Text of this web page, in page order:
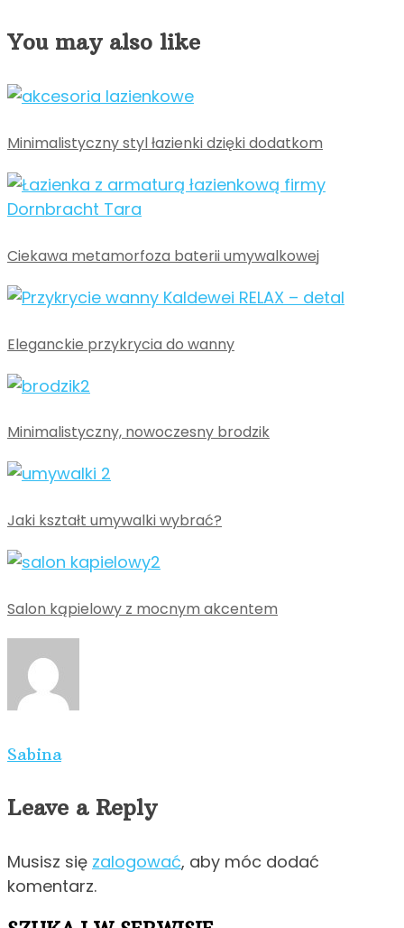
You may also like
Minimalistyczny styl łazienki dzięki dodatkom
Ciekawa metamorfoza baterii umywalkowej
Eleganckie przykrycia do wanny
Minimalistyczny, nowoczesny brodzik
Jaki kształt umywalki wybrać?
Salon kąpielowy z mocnym akcentem
Sabina
Leave a Reply
Musisz się zalogować, aby móc dodać
komentarz.